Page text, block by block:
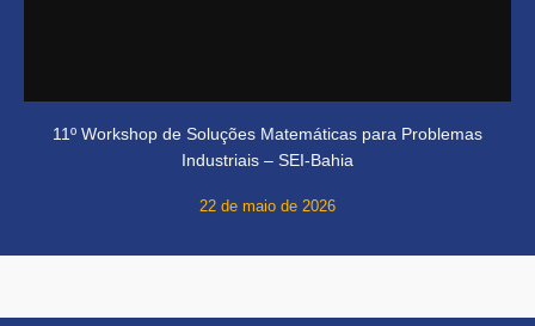
11º Workshop de Soluções Matemáticas para Problemas
Industriais – SEI-Bahia
22 de maio de 2026